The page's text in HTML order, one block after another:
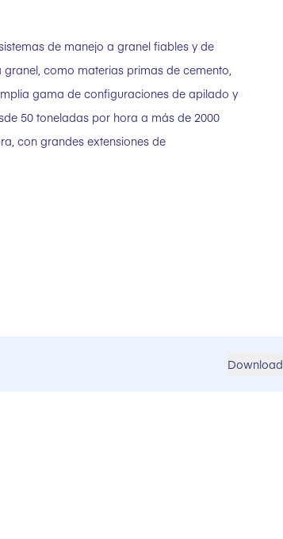
de manejo a granel fiables y de
como materias primas de cemento,
gama de configuraciones de apilado y
50 toneladas por hora a más de 2000
con grandes extensiones de
Download